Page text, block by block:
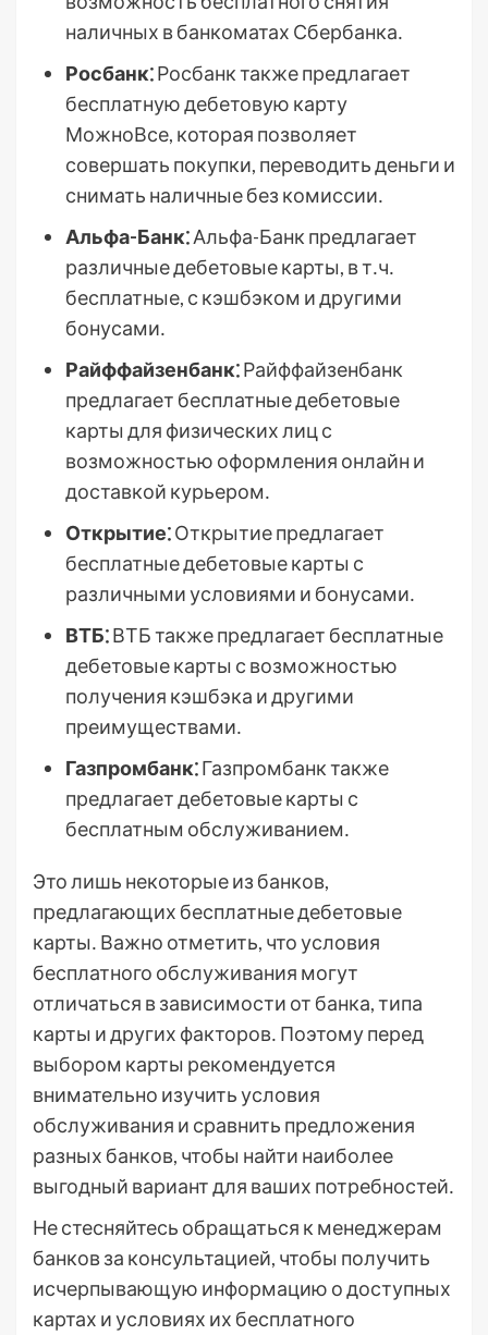
наличных в банкоматах Сбербанка․
Росбанк⁚Росбанк также предлагает
бесплатную дебетовую карту
МожноВсе, которая позволяет
совершать покупки, переводить деньги и
снимать наличные без комиссии․
Альфа-Банк⁚Альфа-Банк предлагает
различные дебетовые карты, в т․ч․
бесплатные, с кэшбэком и другими
бонусами․
Райффайзенбанк⁚Райффайзенбанк
предлагает бесплатные дебетовые
карты для физических лиц с
возможностью оформления онлайн и
доставкой курьером․
Открытие⁚Открытие предлагает
бесплатные дебетовые карты с
различными условиями и бонусами․
ВТБ⁚ВТБ также предлагает бесплатные
дебетовые карты с возможностью
получения кэшбэка и другими
преимуществами․
Газпромбанк⁚Газпромбанк также
предлагает дебетовые карты с
бесплатным обслуживанием․
Это лишь некоторые из банков,
предлагающих бесплатные дебетовые
карты․ Важно отметить, что условия
бесплатного обслуживания могут
отличаться в зависимости от банка, типа
карты и других факторов․ Поэтому перед
выбором карты рекомендуется
внимательно изучить условия
обслуживания и сравнить предложения
разных банков, чтобы найти наиболее
выгодный вариант для ваших потребностей․
Не стесняйтесь обращаться к менеджерам
банков за консультацией, чтобы получить
исчерпывающую информацию о доступных
картах и условиях их бесплатного